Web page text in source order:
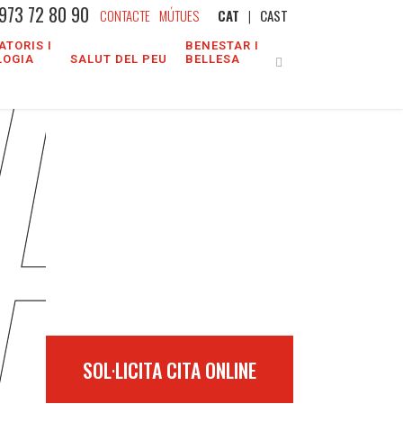
973 72 80 90 CONTACTE MÚTUES CAT CAST
I
SALUT DEL PEU
BENESTAR I
BELLESA
SOL·LICITA CITA ONLINE